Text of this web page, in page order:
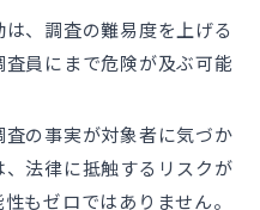
、調査の難易度を上げる
員にまで危険が及ぶ可能
の事実が対象者に気づか
法律に抵触するリスクが
もゼロではありません。